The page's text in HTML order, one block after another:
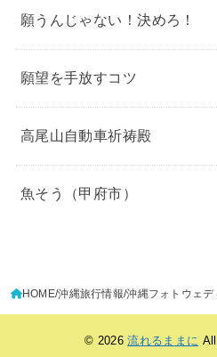
願うんじゃない！決めろ！
願望を手放すコツ
高尾山自動車祈祷殿
魚そう（甲府市）
HOME 沖縄旅行情報 沖縄フォトウェデ
© 2026流れるままに